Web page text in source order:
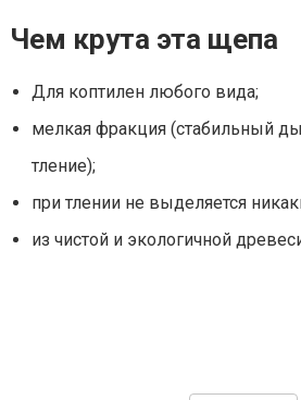
Чем крута эта щепа
Для коптилен любого вида;
мелкая фракция (стабильный
тление);
при тлении не выделяется
из чистой и экологичной